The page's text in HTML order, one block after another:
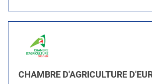
CHAMBRE D'AGRICULTURE